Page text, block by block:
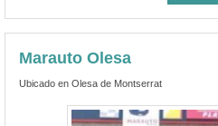
Marauto Olesa
Ubicado en Olesa de Montserrat